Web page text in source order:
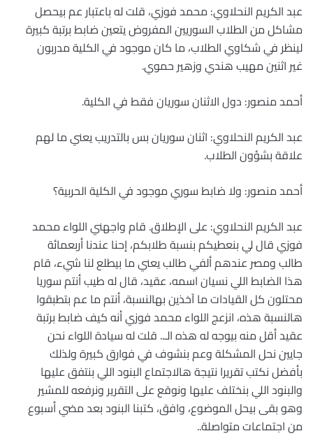
عبد الكريم النحلاوي: محمد فوزي، قلت له باعتبار عم بيحصل
مشاكل من الطلاب السوريين المفروض يتعين ضابط برتبة كبيرة
لينظر في شكاوي الطلاب، ما كان موجود في الكلية مدربون
غير اثنين مهيب هندي وزهير حموي.
أحمد منصور: دول الاثنان سوريان فقط في الكلية.
عبد الكريم النحلاوي: اثنان سوريان بس بالتدريب يعني ما لهم
علاقة بشؤون الطلاب.
أحمد منصور: ولا ضابط سوري موجود في الكلية الحربية؟
عبد الكريم النحلاوي: على الإطلاق. قام واجهني اللواء محمد
فوزي قال لي بنعطيكم بنسبة طلابكم، إحنا عندنا أربعمائة
طالب ومصر عندهم ألفي طالب يعني ما بيطلع لنا شيء، قام
هذا الضابط اللي نسيان اسمه، عقيد، قال له طيب أنتم سوريا
محتلون كل القيادات ما آخذين بهالنسبة، أنتم ما عم بتطبقوا
هالنسبة هذه، انزعج اللواء محمد فوزي أنه كيف ضابط برتبة
عقيد أقل منه بيوجه له هذه الـ.. قلت له سيادة اللواء نحن
جايين نحل المشكلة وعم بنشوف في فوارق كبيرة ولذلك
بأفضل نكتب تقريرا نتيجة هالاجتماع البنود اللي بنتفق عليها
والبنود اللي بنختلف عليها ونوقع على التقرير ونرفعه للمشير
وهو بقى بيحل الموضوع، وافق، كتبنا البنود بعد مضي أسبوع
من اجتماعات متواصلة..